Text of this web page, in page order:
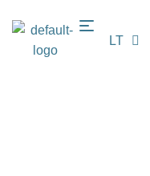
LT
EN